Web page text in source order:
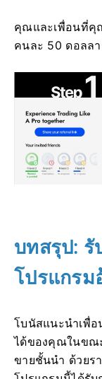
คุณและเพื่อนที่คุ
คนละ 50 ดอลล
บทสรุป: รั
โปรแกรม
โบนัสแนะนำเพื่อ
ได้ของคุณในขณ
ขายชั้นนำ ด้วยร